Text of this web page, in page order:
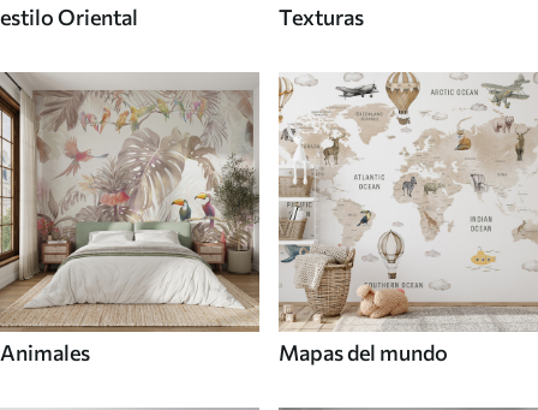
estilo Oriental Texturas
Animales Mapas del mundo